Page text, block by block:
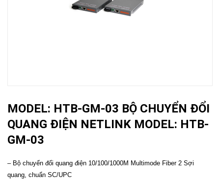
MODEL: HTB-GM-03 BỘ CHUYỂN ĐỔI
QUANG ĐIỆN NETLINK MODEL: HTB-
GM-03
– Bộ chuyển đổi quang điện 10/100/1000M Multimode Fiber 2 Sợi
quang, chuẩn SC/UPC